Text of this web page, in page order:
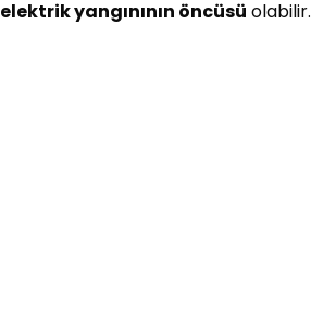
elektrik yangınının öncüsü olabilir.